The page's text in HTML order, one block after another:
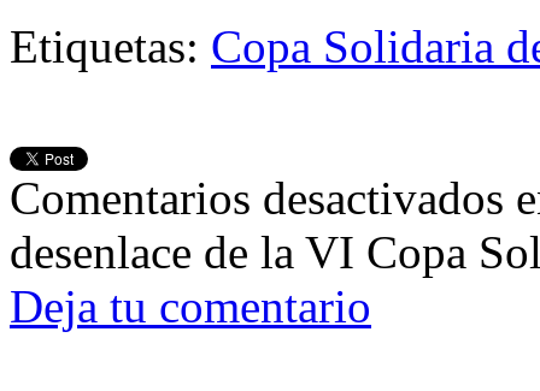
Etiquetas: Copa Solidaria
Comentarios desactivados
desenlace de la VI Copa
Deja tu comentario